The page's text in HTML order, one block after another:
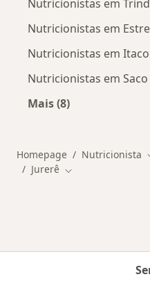
Nutricionistas em
Nutricionistas em
Nutricionistas em
Nutricionistas em
Mais (8)
Homepage Nutricionista
Jurerê Mudar de cidade